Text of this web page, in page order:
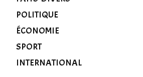
POLITIQUE
ÉCONOMIE
SPORT
INTERNATIONAL